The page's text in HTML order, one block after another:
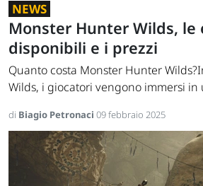
NEWS
Monster Hunter Wilds, le
disponibili e i prezzi
Quanto costa Monster Hunter
Wilds, i giocatori vengono immersi in
di Biagio Petronaci 09 febbraio 2025